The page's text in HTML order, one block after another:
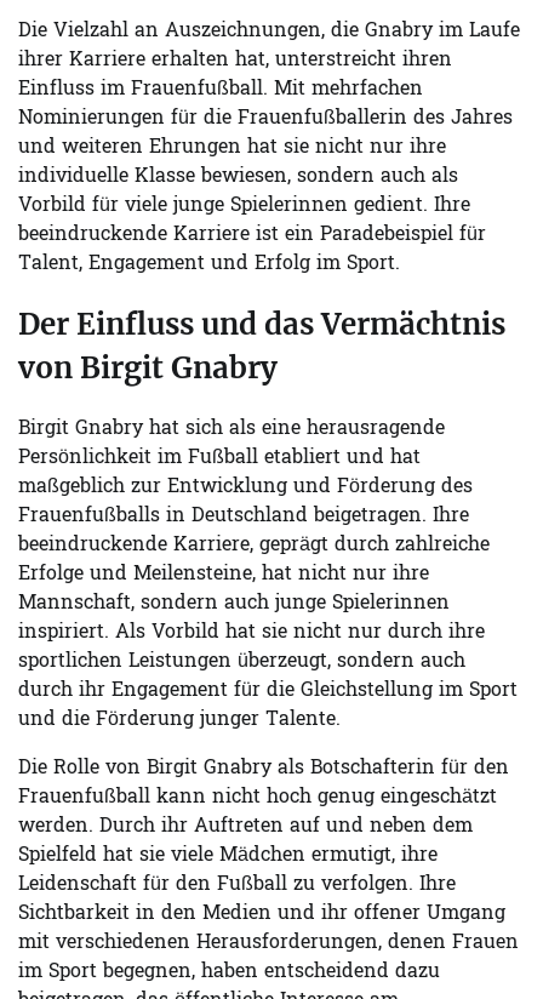
Die Vielzahl an Auszeichnungen, die Gnabry im Laufe
ihrer Karriere erhalten hat, unterstreicht ihren
Einfluss im Frauenfußball. Mit mehrfachen
Nominierungen für die Frauenfußballerin des Jahres
und weiteren Ehrungen hat sie nicht nur ihre
individuelle Klasse bewiesen, sondern auch als
Vorbild für viele junge Spielerinnen gedient. Ihre
beeindruckende Karriere ist ein Paradebeispiel für
Talent, Engagement und Erfolg im Sport.
Der Einfluss und das Vermächtnis
von Birgit Gnabry
Birgit Gnabry hat sich als eine herausragende
Persönlichkeit im Fußball etabliert und hat
maßgeblich zur Entwicklung und Förderung des
Frauenfußballs in Deutschland beigetragen. Ihre
beeindruckende Karriere, geprägt durch zahlreiche
Erfolge und Meilensteine, hat nicht nur ihre
Mannschaft, sondern auch junge Spielerinnen
inspiriert. Als Vorbild hat sie nicht nur durch ihre
sportlichen Leistungen überzeugt, sondern auch
durch ihr Engagement für die Gleichstellung im Sport
und die Förderung junger Talente.
Die Rolle von Birgit Gnabry als Botschafterin für den
Frauenfußball kann nicht hoch genug eingeschätzt
werden. Durch ihr Auftreten auf und neben dem
Spielfeld hat sie viele Mädchen ermutigt, ihre
Leidenschaft für den Fußball zu verfolgen. Ihre
Sichtbarkeit in den Medien und ihr offener Umgang
mit verschiedenen Herausforderungen, denen Frauen
im Sport begegnen, haben entscheidend dazu